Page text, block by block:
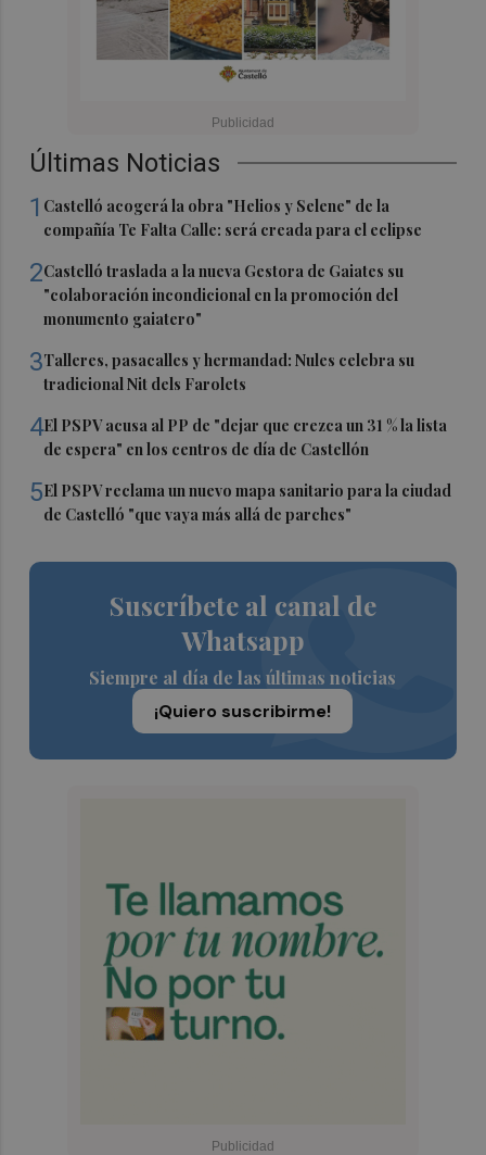
Últimas Noticias
1 Castelló acogerá la obra "Helios y Selene" de la
compañía Te Falta Calle: será creada para el eclipse
2Castelló traslada a la nueva Gestora de Gaiates su
"colaboración incondicional en la promoción del
monumento gaiatero"
3Talleres, pasacalles y hermandad: Nules celebra su
tradicional Nit dels Farolets
4El PSPV acusa al PP de "dejar que crezca un 31 % la lista
de espera" en los centros de día de Castellón
5El PSPV reclama un nuevo mapa sanitario para la ciudad
de Castelló "que vaya más allá de parches"
Suscríbete al canal de
Whatsapp
Siempre al día de las últimas noticias
¡Quiero suscribirme!